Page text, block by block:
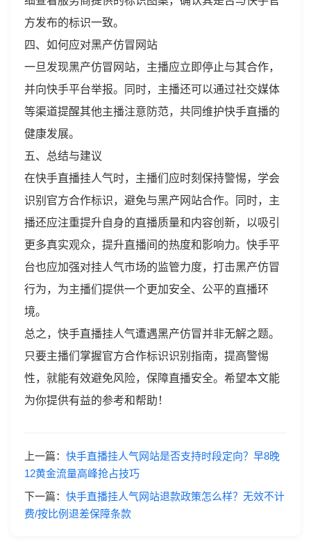
方发布的标识一致。
四、如何应对黑产仿冒网站
一旦发现黑产仿冒网站，主播应立即停止与其合作，
并向快手平台举报。同时，主播还可以通过社交媒体
等渠道提醒其他主播注意防范，共同维护快手直播的
健康发展。
五、总结与建议
在快手直播挂人气时，主播们应时刻保持警惕，学会
识别官方合作标识，避免与黑产网站合作。同时，主
播还应注重提升自身的直播质量和内容创新，以吸引
更多真实观众，提升直播间的热度和影响力。快手平
台也应加强对挂人气市场的监管力度，打击黑产仿冒
行为，为主播们提供一个更加安全、公平的直播环
境。
总之，快手直播挂人气遭遇黑产仿冒并非无解之题。
只要主播们掌握官方合作标识识别指南，提高警惕
性，就能有效避免风险，保障直播安全。希望本文能
为你提供有益的参考和帮助！
上一篇： 快手直播挂人气网站是否支持时段定向？早8晚
12黄金流量高峰抢占技巧
下一篇： 快手直播挂人气网站退款政策怎么样？无效不计
费/按比例退差保障条款